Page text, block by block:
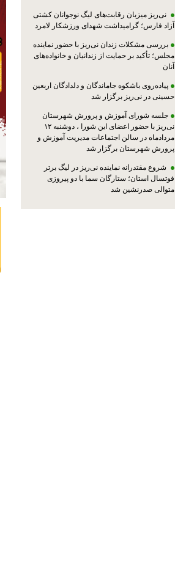
نی‌ریز میزبان رقابت‌های لیگ نوجوانان کشتی
آزاد فارس؛ گرامیداشت شهدای ورزشکار لامرد
بررسی مشکلات زندان نی‌ریز با حضور نماینده
مجلس؛ تأکید بر حمایت از زندانیان و خانواده‌های
آنان
پیاده‌روی باشکوه جاماندگان و دلدادگان اربعین
حسینی در نی‌ریز برگزار شد
جلسه شورای آموزش و پرورش شهرستان
نی‌ریز با حضور اعضای این شورا ، دوشنبه ۱۲
مردادماه در سالن اجتماعات مدیریت آموزش و
پرورش شهرستان برگزار شد
شروع مقتدرانه نماینده نی‌ریز در لیگ برتر
فوتسال استان؛ ستارگان سما با دو پیروزی
متوالی صدرنشین شد